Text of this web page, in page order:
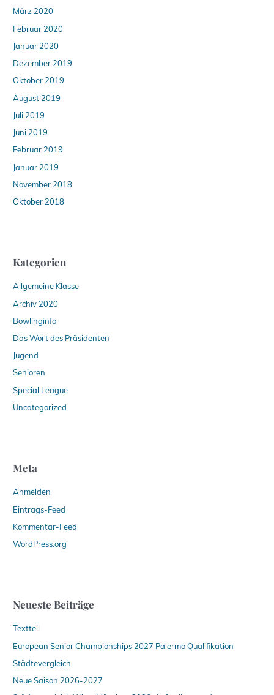
März 2020
Februar 2020
Januar 2020
Dezember 2019
Oktober 2019
August 2019
Juli 2019
Juni 2019
Februar 2019
Januar 2019
November 2018
Oktober 2018
Kategorien
Allgemeine Klasse
Archiv 2020
Bowlinginfo
Das Wort des Präsidenten
Jugend
Senioren
Special League
Uncategorized
Meta
Anmelden
Eintrags-Feed
Kommentar-Feed
WordPress.org
Neueste Beiträge
Textteil
European Senior Championships 2027 Palermo Qualifikation
Städtevergleich
Neue Saison 2026-2027